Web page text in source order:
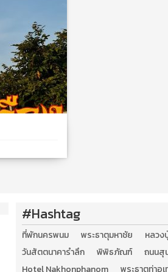
#Hashtag
ที่พักนครพนม พระธาตุมหาชัย หลวง
วันสัตตนาคารำลึก
พิพิธภัณฑ์ ถนนสุ
Hotel Nakhonphanom
พระธาตุท่าอุเ